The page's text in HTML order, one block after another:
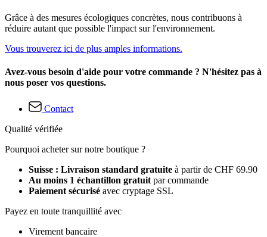
Grâce à des mesures écologiques concrètes, nous contribuons à
réduire autant que possible l'impact sur l'environnement.
Vous trouverez ici de plus amples informations.
Avez-vous besoin d'aide pour votre commande ? N'hésitez pas à
nous poser vos questions.
Contact
Qualité vérifiée
Pourquoi acheter sur notre boutique ?
Suisse : Livraison standard gratuite à partir de CHF 69.90
Au moins 1 échantillon gratuit par commande
Paiement sécurisé avec cryptage SSL
Payez en toute tranquillité avec
Virement bancaire